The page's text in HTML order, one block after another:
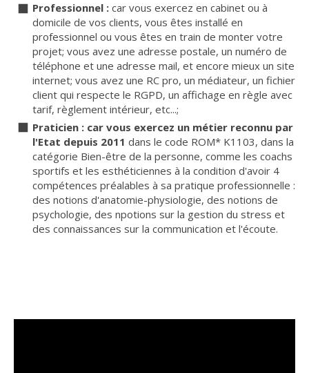
Professionnel : car vous exercez en cabinet ou à
domicile de vos clients, vous êtes installé en
professionnel ou vous êtes en train de monter votre
projet; vous avez une adresse postale, un numéro de
téléphone et une adresse mail, et encore mieux un site
internet; vous avez une RC pro, un médiateur, un fichier
client qui respecte le RGPD, un affichage en règle avec
tarif, règlement intérieur, etc...;
Praticien : car vous exercez un métier reconnu par
l'Etat depuis 2011 dans le code ROM* K1103, dans la
catégorie Bien-être de la personne, comme les coachs
sportifs et les esthéticiennes à la condition d'avoir 4
compétences préalables à sa pratique professionnelle :
des notions d'anatomie-physiologie, des notions de
psychologie, des npotions sur la gestion du stress et
des connaissances sur la communication et l'écoute.